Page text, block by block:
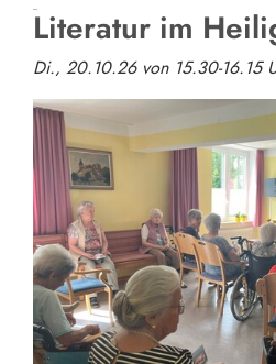
Literatur im
Di., 20.10.26 von 15.30-16.15